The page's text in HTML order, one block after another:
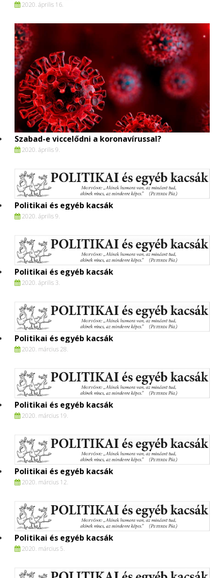
2020. április 16.
Szabad-e viccelődni a koronavírussal?
2020. április 9.
Politikai és egyéb kacsák
2020. április 9.
Politikai és egyéb kacsák
2020. április 3.
Politikai és egyéb kacsák
2020. március 28.
Politikai és egyéb kacsák
2020. március 19.
Politikai és egyéb kacsák
2020. március 12.
Politikai és egyéb kacsák
2020. március 5.